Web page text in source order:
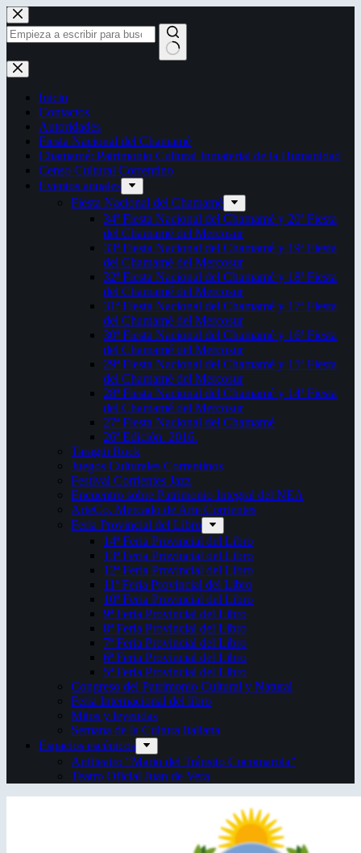
Saltar
al
contenido
Sin
resultados
Inicio
Contactos
Autoridades
Fiesta Nacional del Chamamé
Chamamé: Patrimonio Cultural Inmaterial de la Humanidad
Censo Cultural Correntino
Eventos anuales
Fiesta Nacional del Chamamé
34ª Fiesta Nacional del Chamamé y 20ª Fiesta
del Chamamé del Mercosur
33ª Fiesta Nacional del Chamamé y 19ª Fiesta
del Chamamé del Mercosur
32ª Fiesta Nacional del Chamamé y 18ª Fiesta
del Chamamé del Mercosur
31ª Fiesta Nacional del Chamamé y 17ª Fiesta
del Chamamé del Mercosur
30ª Fiesta Nacional del Chamamé y 16ª Fiesta
del Chamamé del Mercosur
29ª Fiesta Nacional del Chamamé y 15ª Fiesta
del Chamamé del Mercosur
28ª Fiesta Nacional del Chamamé y 14ª Fiesta
del Chamamé del Mercosur
27ª Fiesta Nacional del Chamamé
26ª Edición. 2016.
Taragüi Rock
Juegos Culturales Correntinos
Festival Corrientes Jazz
Encuentro sobre Patrimonio Integral del NEA
ArteCo. Mercado de Arte Corrientes
Feria Provincial del Libro
14ª Feria Provincial del Libro
13ª Feria Provincial del Libro
12ª Feria Provincial del Libro
11ª Feria Provincial del Libro
10ª Feria Provincial del Libro
9ª Feria Provincial del Libro
8ª Feria Provincial del Libro
7ª Feria Provincial del Libro
6ª Feria Provincial del Libro
5ª Feria Provincial del Libro
Congreso del Patrimonio Cultural y Natural
Feria Internacional del libro
Mitos y leyendas
Semana de la Cultura Italiana
Espacios escénicos
Anfiteatro “Mario del Tránsito Cocomarola”
Teatro Oficial Juan de Vera